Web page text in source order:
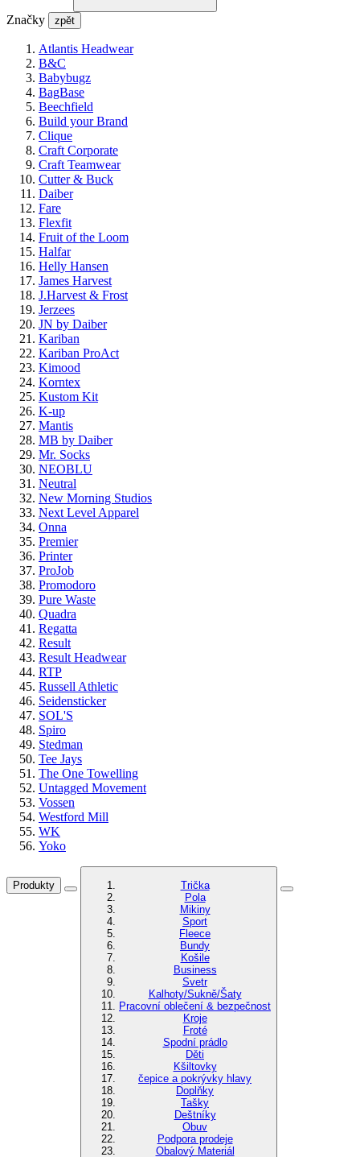
Značky zpět
Atlantis Headwear
B&C
Babybugz
BagBase
Beechfield
Build your Brand
Clique
Craft Corporate
Craft Teamwear
Cutter & Buck
Daiber
Fare
Flexfit
Fruit of the Loom
Halfar
Helly Hansen
James Harvest
J.Harvest & Frost
Jerzees
JN by Daiber
Kariban
Kariban ProAct
Kimood
Korntex
Kustom Kit
K-up
Mantis
MB by Daiber
Mr. Socks
NEOBLU
Neutral
New Morning Studios
Next Level Apparel
Onna
Premier
Printer
ProJob
Promodoro
Pure Waste
Quadra
Regatta
Result
Result Headwear
RTP
Russell Athletic
Seidensticker
SOL'S
Spiro
Stedman
Tee Jays
The One Towelling
Untagged Movement
Vossen
Westford Mill
WK
Yoko
Produkty
Trička
Pola
Mikiny
Sport
Fleece
Bundy
Košile
Business
Svetr
Kalhoty/Sukně/Šaty
Pracovní oblečení & bezpečnost
Kroje
Froté
Spodní prádlo
Děti
Kšiltovky
čepice a pokrývky hlavy
Doplňky
Tašky
Deštníky
Obuv
Podpora prodeje
Obalový Materiál